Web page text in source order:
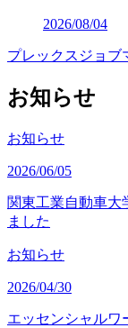
2026/08/04
プレックスジョブ
お知らせ
お知らせ
2026/06/05
関東工業自動車大
ました
お知らせ
2026/04/30
エッセンシャルワ